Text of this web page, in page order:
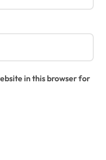
in this browser for